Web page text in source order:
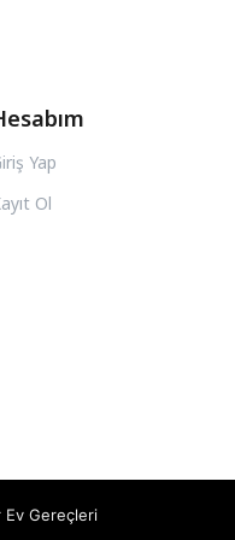
Yap
Ol
Ev Gereçleri